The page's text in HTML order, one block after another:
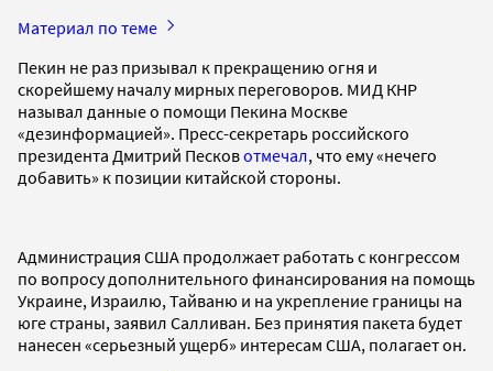
Материал по теме
Пекин не раз призывал к прекращению огня и
скорейшему началу мирных переговоров. МИД КНР
называл данные о помощи Пекина Москве
«дезинформацией». Пресс-секретарь российского
президента Дмитрий Песковотмечал, что ему «нечего
добавить» к позиции китайской стороны.
Администрация США продолжает работать с конгрессом
по вопросу дополнительного финансирования на помощь
Украине, Израилю, Тайваню и на укрепление границы на
юге страны, заявил Салливан. Без принятия пакета будет
нанесен «серьезный ущерб» интересам США, полагает он.